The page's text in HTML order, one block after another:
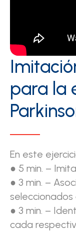
para la
En este
● 5 min. –
● 3 min. –
● 3 min. –
cada